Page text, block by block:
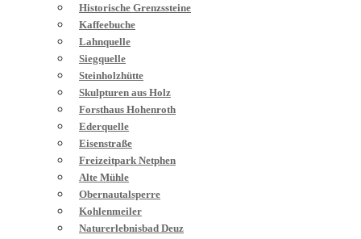
Historische Grenzssteine
Kaffeebuche
Lahnquelle
Siegquelle
Steinholzhütte
Skulpturen aus Holz
Forsthaus Hohenroth
Ederquelle
Eisenstraße
Freizeitpark Netphen
Alte Mühle
Obernautalsperre
Kohlenmeiler
Naturerlebnisbad Deuz